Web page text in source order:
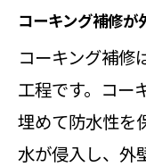
コーキング補修
コーキング補修
工程です。コー
埋めて防水性を
水が侵入し、外